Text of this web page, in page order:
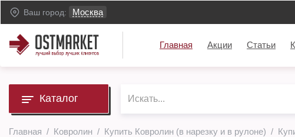
Ваш город: Москва
Главная Акции Статьи
Каталог
Главная Ковролин Купить Ковролин (в нарезку и в рулоне)